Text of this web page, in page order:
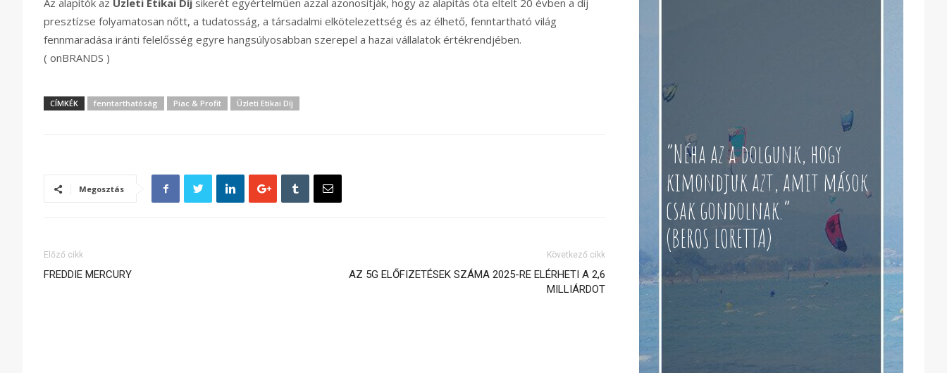
Az alapítók az Üzleti Etikai Díj sikerét egyértelműen azzal azonosítják, hogy az alapítás óta eltelt 20 évben a díj
presztízse folyamatosan nőtt, a tudatosság, a társadalmi elkötelezettség és az élhető, fenntartható világ
fennmaradása iránti felelősség egyre hangsúlyosabban szerepel a hazai vállalatok értékrendjében.
( onBRANDS )
CÍMKÉK fenntarthatóság Piac & Profit Üzleti Etikai Díj
Megosztás
Előző cikk
FREDDIE MERCURY
Következő cikk
AZ 5G ELŐFIZETÉSEK SZÁMA 2025-RE ELÉRHETI A 2,6
MILLIÁRDOT
“Néha az a dolgunk, hogy
kimondjuk azt, amit mások
csak gondolnak.”
(BEROS LORETTA)